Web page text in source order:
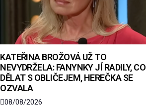
KATEŘINA BROŽOVÁ UŽ TO
NEVYDRŽELA: FANYNKY JÍ RADILY, CO
DĚLAT S OBLIČEJEM, HEREČKA SE
OZVALA
08/08/2026